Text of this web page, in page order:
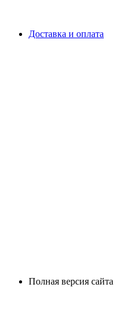
Доставка и оплата
Полная версия сайта